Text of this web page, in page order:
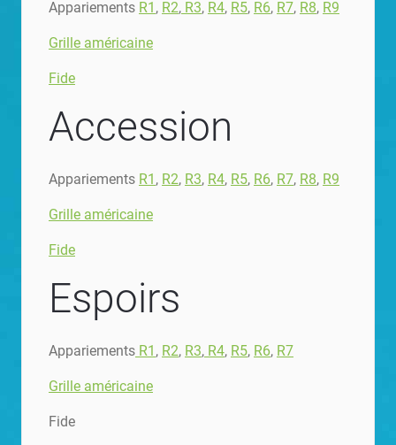
Appariements R1 , R2, R3, R4, R5, R6, R7, R8, R9
Grille américaine
Fide
Accession
Appariements R1 , R2, R3, R4, R5, R6, R7, R8, R9
Grille américaine
Fide
Espoirs
Appariements R1 , R2, R3, R4, R5, R6, R7
Grille américaine
Fide